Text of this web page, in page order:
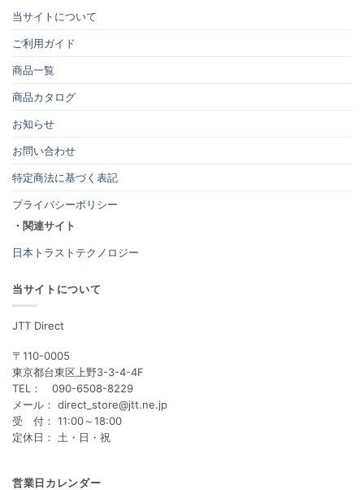
当サイトについて
ご利用ガイド
商品一覧
商品カタログ
お知らせ
お問い合わせ
特定商法に基づく表記
プライバシーポリシー
・関連サイト
日本トラストテクノロジー
当サイトについて
JTT Direct
〒110-0005
東京都台東区上野3-3-4-4F
TEL： 090-6508-8229
メール： direct_store@jtt.ne.jp
受 付： 11:00～18:00
定休日： 土・日・祝
営業日カレンダー